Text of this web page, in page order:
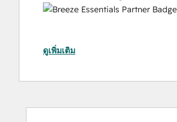
ดูเพิ่มเติม